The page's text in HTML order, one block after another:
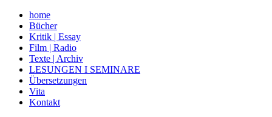
home
Bücher
Kritik | Essay
Film | Radio
Texte | Archiv
LESUNGEN I SEMINARE
Übersetzungen
Vita
Kontakt